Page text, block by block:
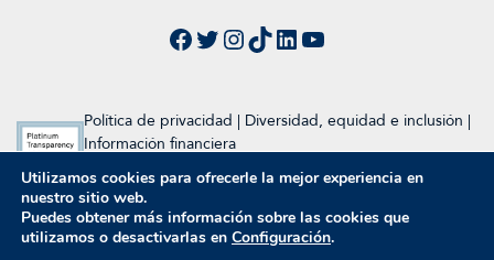
Facebook Twitter InstagramTikTok LinkedIn YouTube
Política de privacidad | Diversidad, equidad e inclusión |
Información financiera
2024 Fundación Raymond A. Wood
Diseño y desarrollo web por Inclind
Utilizamos cookies para ofrecerle la mejor experiencia en
nuestro sitio web.
Puedes obtener más información sobre las cookies que
utilizamos o desactivarlas en Configuración.